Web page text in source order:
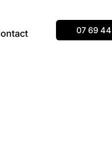
07 69 44